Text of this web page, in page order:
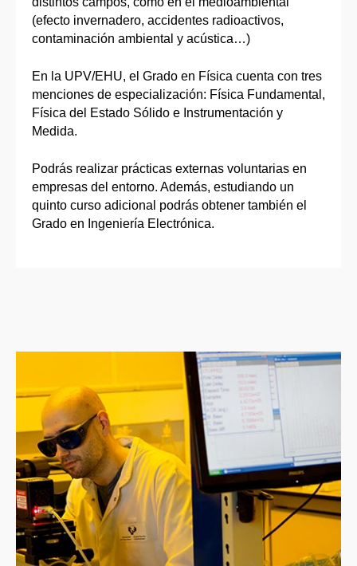
(efecto invernadero, accidentes radioactivos,
contaminación ambiental y acústica…)
En la UPV/EHU, el Grado en Física cuenta con tres
menciones de especialización: Física Fundamental,
Física del Estado Sólido e Instrumentación y
Medida.
Podrás realizar prácticas externas voluntarias en
empresas del entorno. Además, estudiando un
quinto curso adicional podrás obtener también el
Grado en Ingeniería Electrónica.